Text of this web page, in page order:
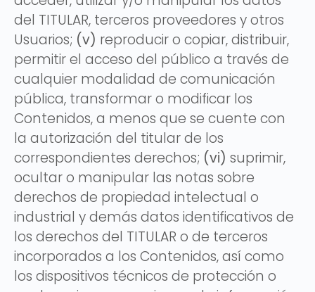
del TITULAR, terceros proveedores y otros
Usuarios; (v) reproducir o copiar, distribuir,
permitir el acceso del público a través de
cualquier modalidad de comunicación
pública, transformar o modificar los
Contenidos, a menos que se cuente con
la autorización del titular de los
correspondientes derechos; (vi) suprimir,
ocultar o manipular las notas sobre
derechos de propiedad intelectual o
industrial y demás datos identificativos de
los derechos del TITULAR o de terceros
incorporados a los Contenidos, así como
los dispositivos técnicos de protección o